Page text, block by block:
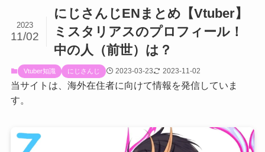
にじさんじENまとめ【Vtuber】
ミスタリアスのプロフィール！
中の人（前世）は？
2023
11/02
Vtuber知識 にじさんじ 2023-03-23 2023-11-02
当サイトは、海外在住者に向けて情報を発信していま
す。